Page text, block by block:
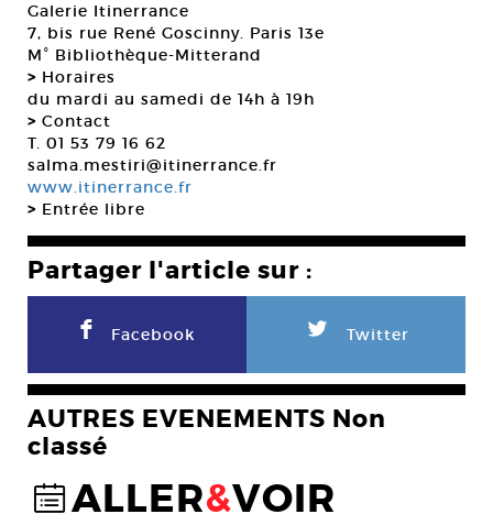
Galerie Itinerrance
7, bis rue René Goscinny. Paris 13e
M° Bibliothèque-Mitterand
> Horaires
du mardi au samedi de 14h à 19h
> Contact
T. 01 53 79 16 62
salma.mestiri@itinerrance.fr
www.itinerrance.fr
> Entrée libre
Partager l'article sur :
F Facebook L Twitter
AUTRES EVENEMENTS Non
classé
@ALLER&VOIR